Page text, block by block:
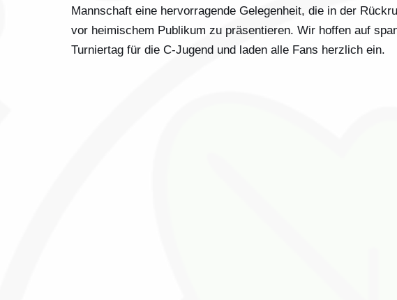
Mannschaft eine hervorragende Gelegenheit, die in der
vor heimischem Publikum zu präsentieren. Wir hoffen auf
Turniertag für die C-Jugend und laden alle Fans herzlich ein.